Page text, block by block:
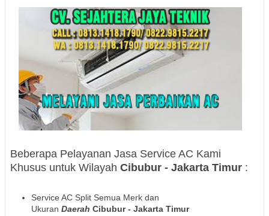
Beberapa Pelayanan Jasa Service AC Kami
Khusus untuk Wilayah Cibubur - Jakarta Timur :
Service AC Split Semua Merk dan
Ukuran Daerah Cibubur - Jakarta Timur